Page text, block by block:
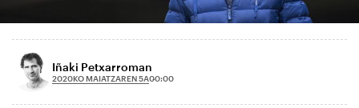
Iñaki Petxarroman
2020KO MAIATZAREN 5A00:00